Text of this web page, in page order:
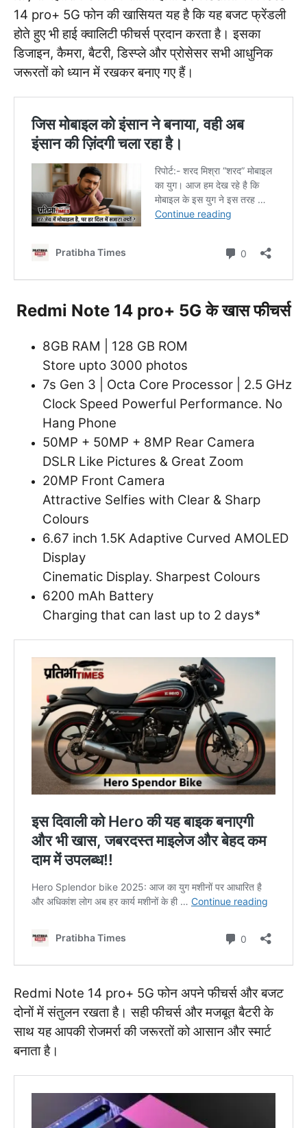
14 pro+ 5G फोन की खासियत यह है कि यह बजट फ्रेंडली
होते हुए भी हाई क्वालिटी फीचर्स प्रदान करता है। इसका
डिजाइन, कैमरा, बैटरी, डिस्प्ले और प्रोसेसर सभी आधुनिक
जरूरतों को ध्यान में रखकर बनाए गए हैं।
Redmi Note 14 pro+ 5G के खास फीचर्स
8GB RAM | 128 GB ROM
Store upto 3000 photos
7s Gen 3 | Octa Core Processor | 2.5 GHz
Clock Speed Powerful Performance. No
Hang Phone
50MP + 50MP + 8MP Rear Camera
DSLR Like Pictures & Great Zoom
20MP Front Camera
Attractive Selfies with Clear & Sharp
Colours
6.67 inch 1.5K Adaptive Curved AMOLED
Display
Cinematic Display. Sharpest Colours
6200 mAh Battery
Charging that can last up to 2 days*
Redmi Note 14 pro+ 5G फोन अपने फीचर्स और बजट
दोनों में संतुलन रखता है। सही फीचर्स और मजबूत बैटरी के
साथ यह आपकी रोजमर्रा की जरूरतों को आसान और स्मार्ट
बनाता है।